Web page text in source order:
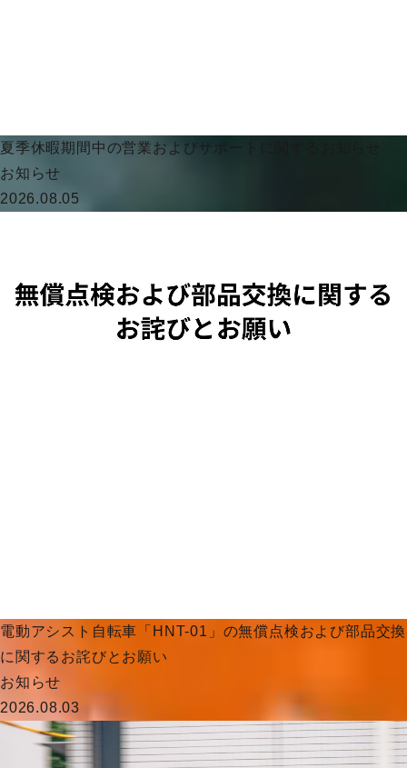
夏季休暇期間中の営業およびサポートに関するお知らせ
お知らせ
2026.08.05
電動アシスト自転車「HNT-01」の無償点検および部品交換
に関するお詫びとお願い
お知らせ
2026.08.03